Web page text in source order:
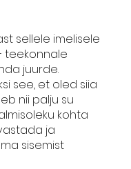
sellele imelisele
teekonnale
juurde.
see, et oled siia
nii palju su
kohta
ja
sisemist